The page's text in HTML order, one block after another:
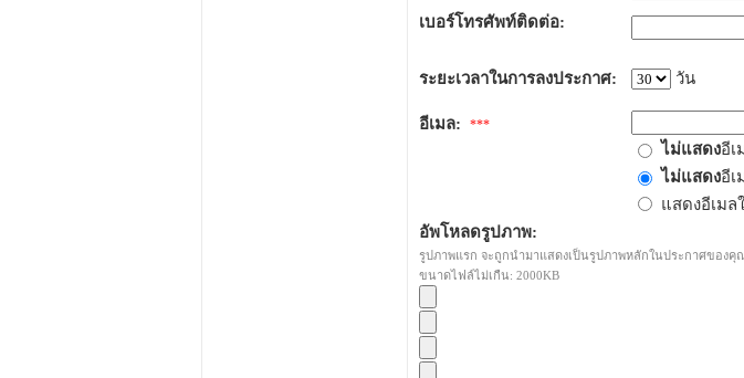
เบอร์โทรศัพท์ติดต่อ:
ระยะเวลาในการลงประกาศ: วัน
อีเมล: ***
ไม่แสดงอีเ
ไม่แสดงอี
แสดงอีเมล
อัพโหลดรูปภาพ:
รูปภาพแรก จะถูกนำมาแสดงเป็นรูปภาพหลักในประกาศของคุ
ขนาดไฟล์ไม่เกืน: 2000KB